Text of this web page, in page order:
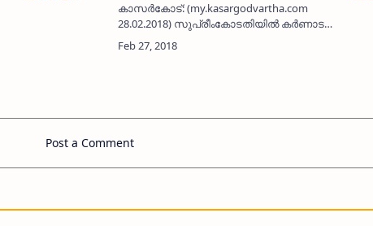
കാസര്‍കോട്: (my.kasargodvartha.com
28.02.2018) സുപ്രീംകോടതിയില്‍ കര്‍ണാടക
സര്‍ക്കാര്‍ കൊടുത്ത ഉറപ്പ് പാലിക്കുക,
വിചാരണ ഉടന്‍ പൂര്‍ത്തിയാക്കുക,
Post a Comment